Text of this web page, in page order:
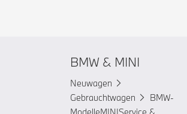
BMW & MINI
Neuwagen
Gebrauchtwagen
BMW-